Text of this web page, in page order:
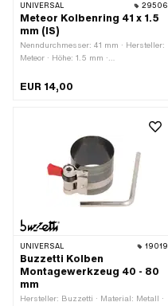
UNIVERSAL 29506
Meteor Kolbenring 41 x 1.5
mm (IS)
Nenndurchmesser: 41 mm · Hersteller:
Meteor · Höhe: 1.5 mm ·
Kolbenringstoss: Innensicherung (IS) ·
Dicke Kolbenring: 1.7 mm
EUR 14,00
UNIVERSAL 19019
Buzzetti Kolben
Montagewerkzeug 40 - 80
mm
Hersteller: Buzzetti · Material: Metall ·